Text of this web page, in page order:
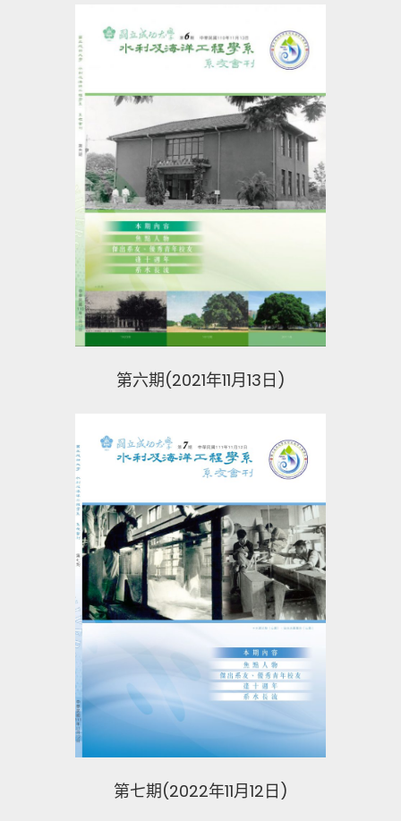
第六期(2021年11月13日)
第七期(2022年11月12日)